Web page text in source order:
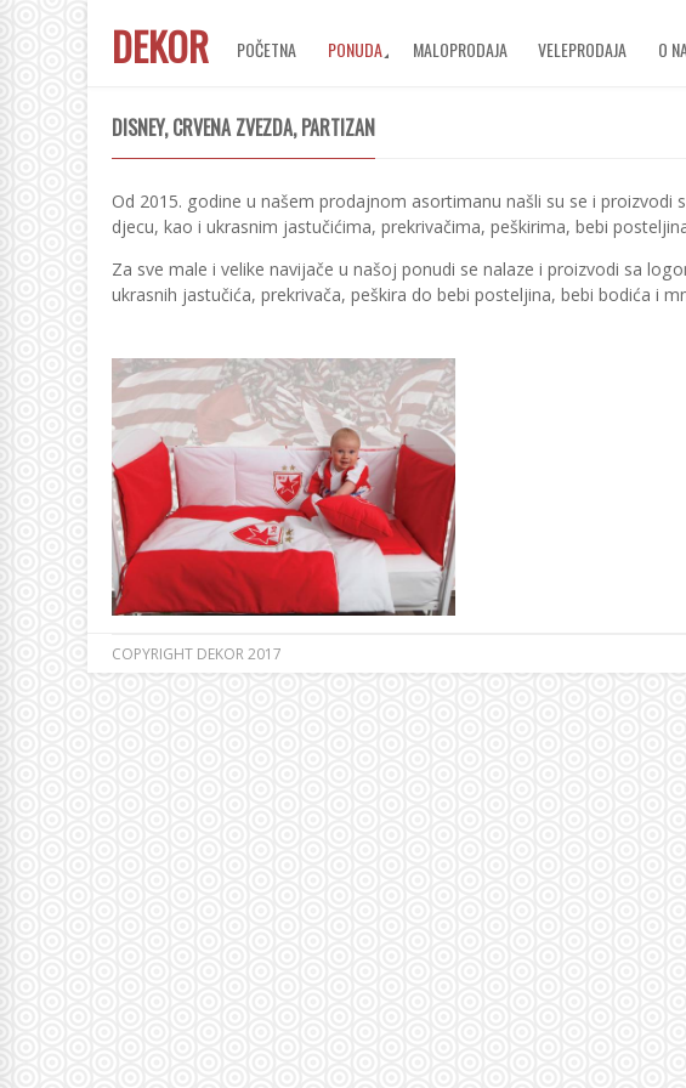
DEKOR POČETNA PONUDA MALOPRODAJA VELEPRODAJA O
DISNEY, CRVENA ZVEZDA, PARTIZAN
Od 2015. godine u našem prodajnom asortimanu našli su se i
djecu, kao i ukrasnim jastučićima, prekrivačima, peškirima, bebi
Za sve male i velike navijače u našoj ponudi se nalaze i proizvodi sa
ukrasnih jastučića, prekrivača, peškira do bebi posteljina, bebi bodića i
COPYRIGHT DEKOR 2017